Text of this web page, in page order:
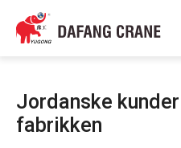
Jordanske
fabrikken
हिन्दी
Bahasa Indonesia
简体中文
বাংলা